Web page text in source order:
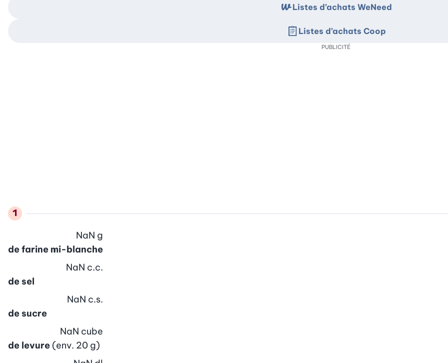
de farine mi-blanche
NaN g
de sel
NaN c.c.
de sucre
NaN c.s.
de levure (env. 20 g)
NaN cube
Listes d’achats WeNeed
Listes d’achats Coop
PUBLICITÉ